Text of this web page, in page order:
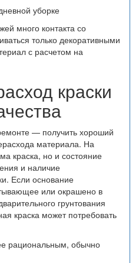
уборке
много контакта со
только декоративными
с расчетом на
краски
— получить хороший
материала. На
краска, но и состояние
и наличие
Если основание
или окрашено в
грунтования
краска может потребовать
рациональным, обычно